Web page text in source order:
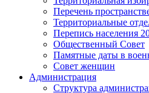
Перечень
Территориальные
Перепись населения
Общественный Совет
Памятные даты в
Совет женщин
Администрация
Структура